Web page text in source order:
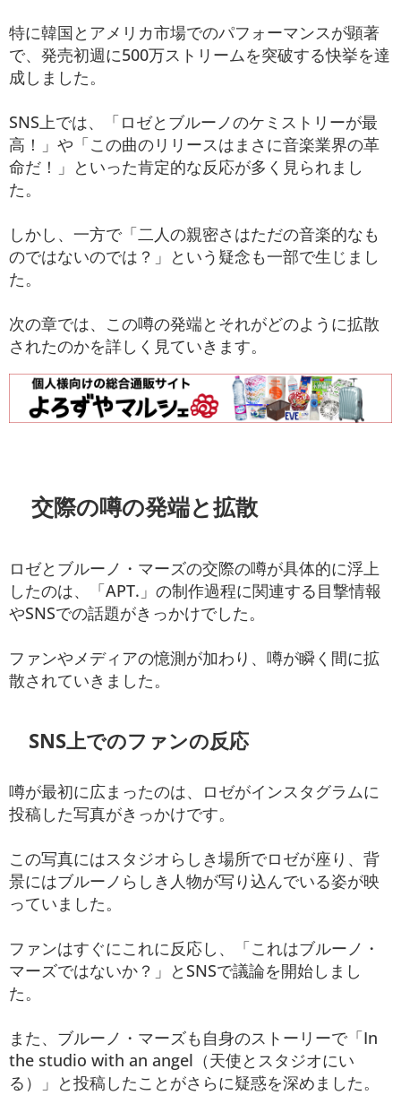
特に韓国とアメリカ市場でのパフォーマンスが顕著
で、発売初週に500万ストリームを突破する快挙を達
成しました。
SNS上では、「ロゼとブルーノのケミストリーが最
高！」や「この曲のリリースはまさに音楽業界の革
命だ！」といった肯定的な反応が多く見られまし
た。
しかし、一方で「二人の親密さはただの音楽的なも
のではないのでは？」という疑念も一部で生じまし
た。
次の章では、この噂の発端とそれがどのように拡散
されたのかを詳しく見ていきます。
交際の噂の発端と拡散
ロゼとブルーノ・マーズの交際の噂が具体的に浮上
したのは、「APT.」の制作過程に関連する目撃情報
やSNSでの話題がきっかけでした。
ファンやメディアの憶測が加わり、噂が瞬く間に拡
散されていきました。
SNS上でのファンの反応
噂が最初に広まったのは、ロゼがインスタグラムに
投稿した写真がきっかけです。
この写真にはスタジオらしき場所でロゼが座り、背
景にはブルーノらしき人物が写り込んでいる姿が映
っていました。
ファンはすぐにこれに反応し、「これはブルーノ・
マーズではないか？」とSNSで議論を開始しまし
た。
また、ブルーノ・マーズも自身のストーリーで「In
the studio with an angel（天使とスタジオにい
る）」と投稿したことがさらに疑惑を深めました。